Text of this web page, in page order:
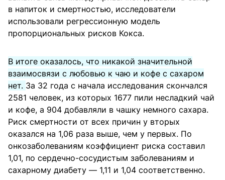
в напиток и смертностью, исследователи
использовали регрессионную модель
пропорциональных рисков Кокса.
В итоге оказалось, что никакой значительной
взаимосвязи с любовью к чаю и кофе с сахаром
нет. За 32 года с начала исследования скончался
2581 человек, из которых 1677 пили несладкий чай
и кофе, а 904 добавляли в чашку немного сахара.
Риск смертности от всех причин у вторых
оказался на 1,06 раза выше, чем у первых. По
онкозаболеваниям коэффициент риска составил
1,01, по сердечно-сосудистым заболеваниям и
сахарному диабету — 1,11 и 1,04 соответственно.